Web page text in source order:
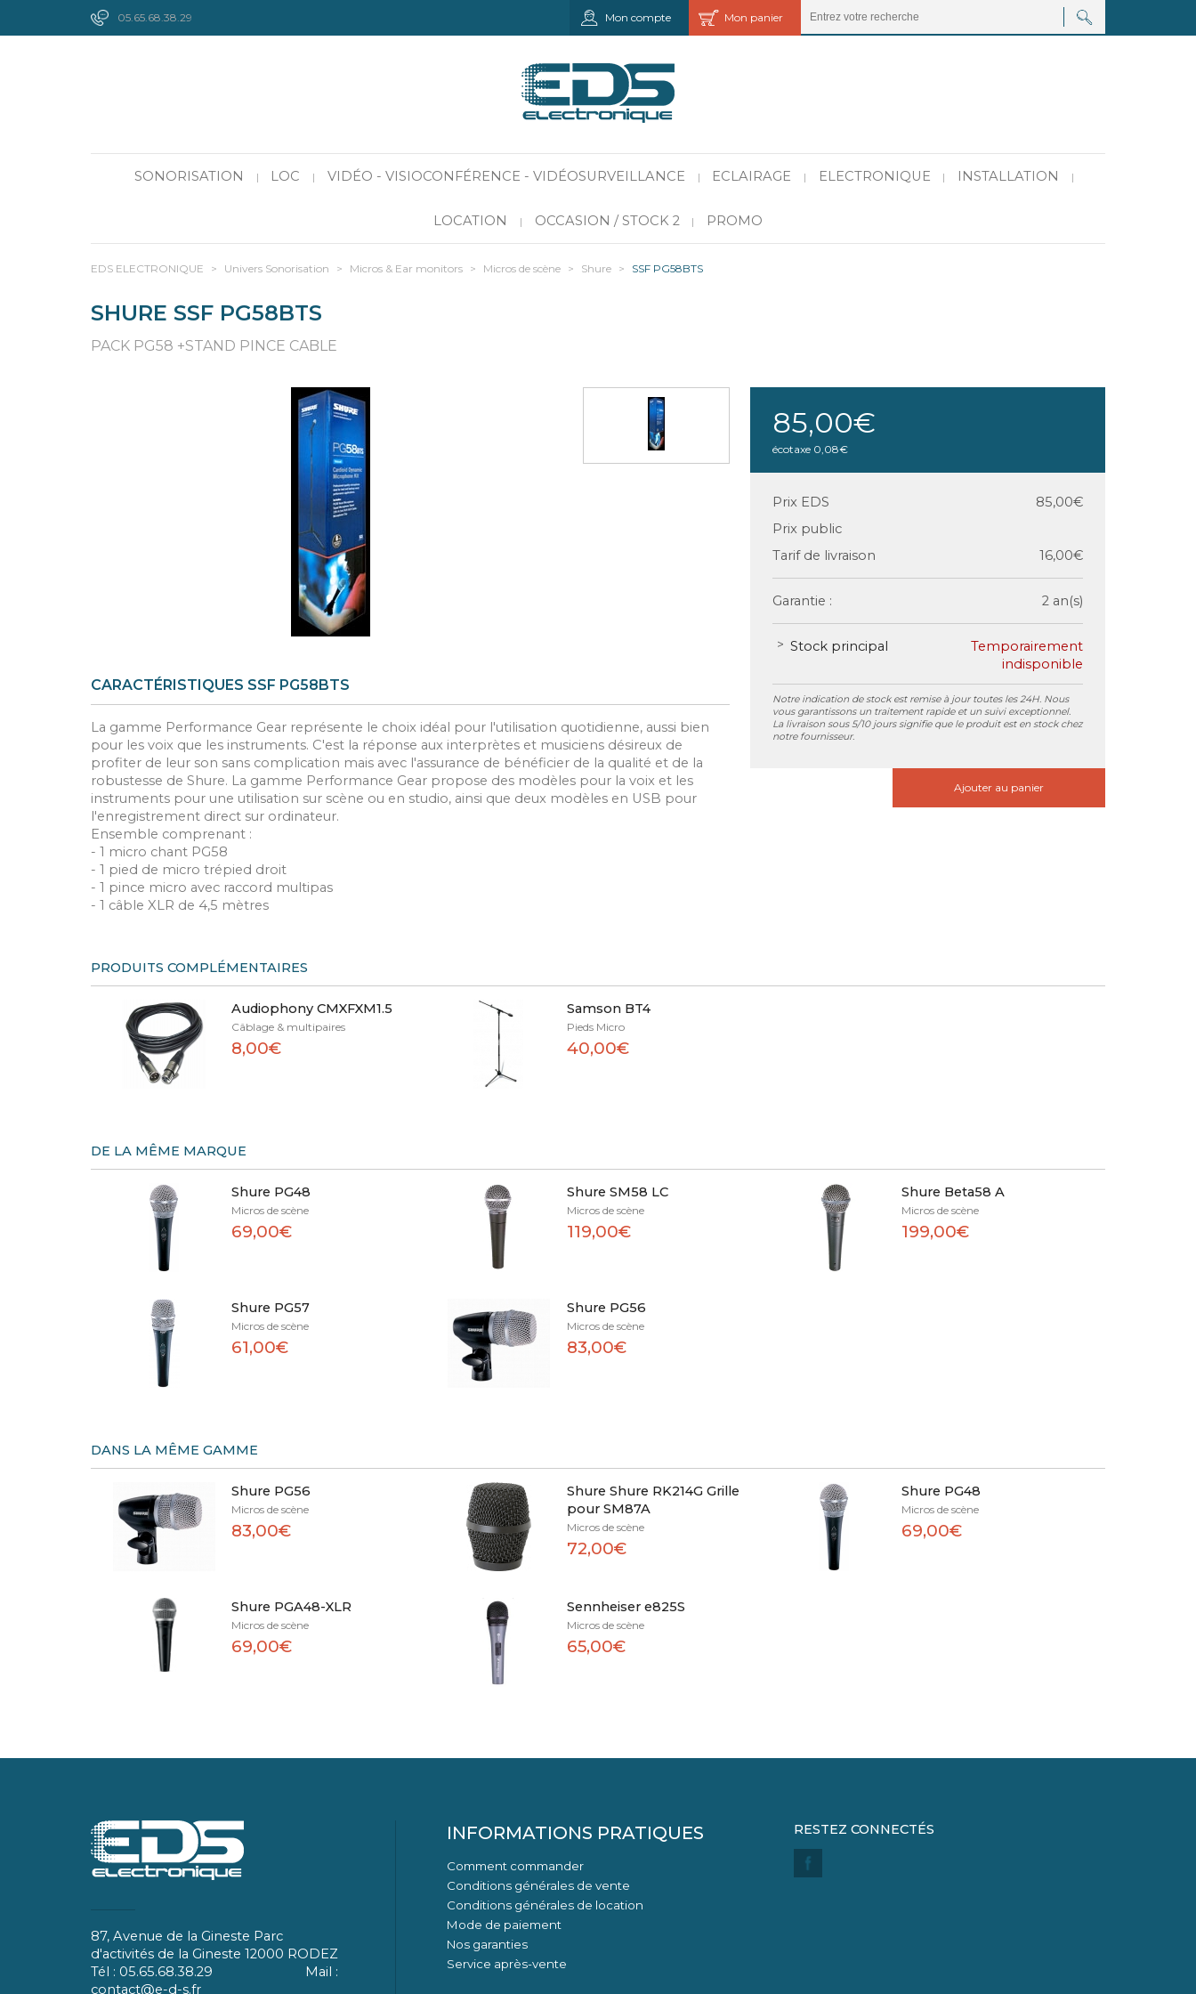
05.65.68.38.29 Mon panier
Mon compte
SONORISATION | LOC | VIDÉO - VISIOCONFÉRENCE - VIDÉOSURVEILLANCE | ECLAIRAGE | ELECTRONIQUE | INSTALLATION |
LOCATION | OCCASION / STOCK 2 | PROMO
EDS ELECTRONIQUE > Univers Sonorisation > Micros & Ear monitors > Micros de scène > Shure > SSF PG58BTS
SHURE SSF PG58BTS
PACK PG58 +STAND PINCE CABLE
85,00€
écotaxe 0,08€
Prix EDS
85,00€
Prix public
Tarif de livraison
16,00€
Garantie : 2 an(s)
Stock principal
Temporairement
indisponible
Notre indication de stock est remise à jour toutes les 24H. Nous
vous garantissons un traitement rapide et un suivi exceptionnel.
La livraison sous 5/10 jours signifie que le produit est en stock chez
notre fournisseur.
Ajouter au panier
CARACTÉRISTIQUES SSF PG58BTS
La gamme Performance Gear représente le choix idéal pour l'utilisation quotidienne, aussi bien
pour les voix que les instruments. C'est la réponse aux interprètes et musiciens désireux de
profiter de leur son sans complication mais avec l'assurance de bénéficier de la qualité et de la
robustesse de Shure. La gamme Performance Gear propose des modèles pour la voix et les
instruments pour une utilisation sur scène ou en studio, ainsi que deux modèles en USB pour
l'enregistrement direct sur ordinateur.
Ensemble comprenant :
- 1 micro chant PG58
- 1 pied de micro trépied droit
- 1 pince micro avec raccord multipas
- 1 câble XLR de 4,5 mètres
PRODUITS COMPLÉMENTAIRES
Audiophony CMXFXM1.5
Câblage & multipaires
8,00€
Samson BT4
Pieds Micro
40,00€
DE LA MÊME MARQUE
Shure PG48
Micros de scène
69,00€
Shure SM58 LC
Micros de scène
119,00€
Shure Beta58 A
Micros de scène
199,00€
Shure PG57
Micros de scène
61,00€
Shure PG56
Micros de scène
83,00€
DANS LA MÊME GAMME
Shure PG56
Micros de scène
83,00€
Shure Shure RK214G Grille
pour SM87A
Micros de scène
72,00€
Shure PG48
Micros de scène
69,00€
Shure PGA48-XLR
Micros de scène
69,00€
Sennheiser e825S
Micros de scène
65,00€
87, Avenue de la Gineste Parc
d'activités de la Gineste 12000 RODEZ
Tél : 05.65.68.38.29 Mail :
contact@e-d-s.fr
INFORMATIONS PRATIQUES
Comment commander
Conditions générales de vente
Conditions générales de location
Mode de paiement
Nos garanties
Service après-vente